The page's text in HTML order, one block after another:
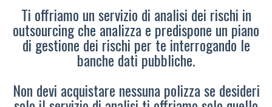
Ti offriamo un servizio di analisi dei rischi in
outsourcing che analizza e predispone un piano
di gestione dei rischi per te interrogando le
banche dati pubbliche.
Non devi acquistare nessuna polizza se desideri